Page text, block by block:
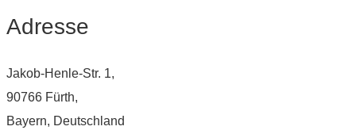
Adresse
Jakob-Henle-Str. 1,
90766 Fürth,
Bayern, Deutschland